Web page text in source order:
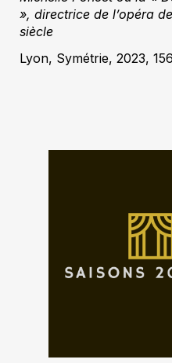
», directrice de l’opéra
siècle
Lyon, Symétrie, 2023,